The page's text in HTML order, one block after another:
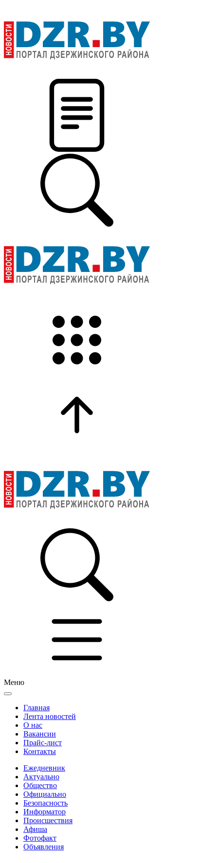
Меню
Главная
Лента новостей
О нас
Вакансии
Прайс-лист
Контакты
Ежедневник
Актуально
Общество
Официально
Безопасность
Информатор
Происшествия
Афиша
Фотофакт
Объявления